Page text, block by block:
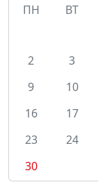
ПН
ВТ
2
3
9
10
16
17
23
24
30